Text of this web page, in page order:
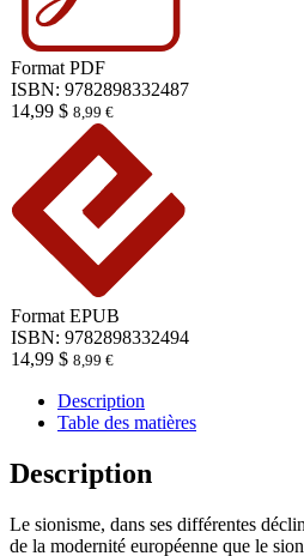
Format PDF
ISBN: 9782898332487
14,99 $ 8,99 €
Format EPUB
ISBN: 9782898332494
14,99 $ 8,99 €
Description
Table des matières
Description
Le sionisme, dans ses différentes
de la modernité européenne que le